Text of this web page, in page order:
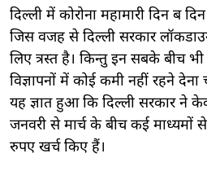
दिल्ली में कोरोना महामारी दिन ब
जिस वजह से दिल्ली सरकार
लिए त्रस्त है। किन्तु इन सबके बीच
विज्ञापनों में कोई कमी नहीं रहने
यह ज्ञात हुआ कि दिल्ली सरकार ने
जनवरी से मार्च के बीच कई माध्यमों से
रुपए खर्च किए हैं।